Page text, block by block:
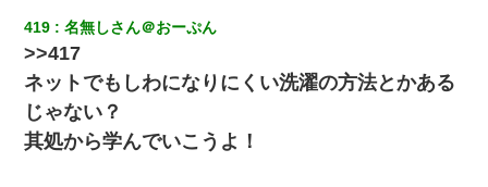
「お前の父ちゃんは自宅警備員」とかからかわれたけど、実はと
んでもない仕事に就いていた
童貞俺、宅飲みした女友達2人を家に泊めた結果ｗｗｗｗｗｗ
デパートの外商『私さんだと名乗る女が、ツケで宝石を買おうと
419 名無しさん＠おーぷん
>>417
ネットでもしわになりにくい洗濯の方法とかある
じゃない？
其処から学んでいこうよ！